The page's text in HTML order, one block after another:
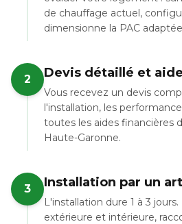
de chauffage actuel,
dimensionne la PAC
2 Devis détaillé et
Vous recevez un devis
l'installation, les
toutes les aides financières
Haute-Garonne.
3 Installation par un
L'installation dure 1 à 3
extérieure et intérieure,